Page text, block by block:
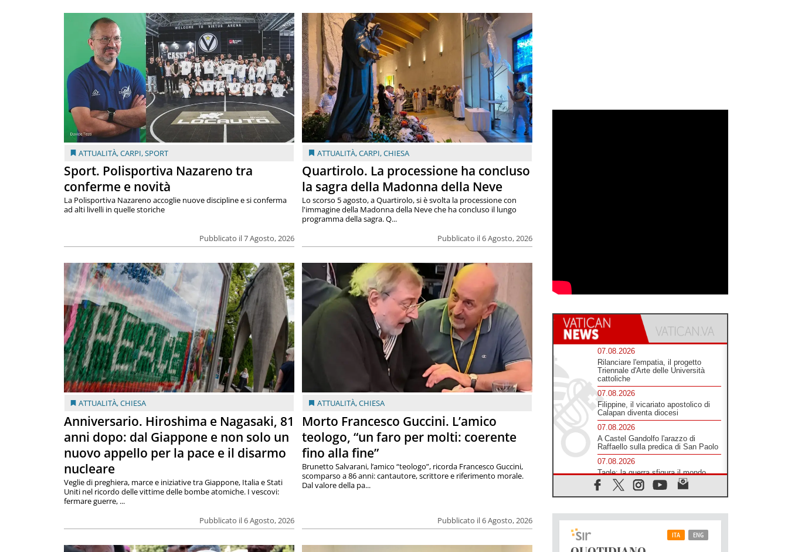
ATTUALITÀ,CARPI,SPORT
Sport. Polisportiva Nazareno tra
conferme e novità
Pubblicato il 7 Agosto, 2026
La Polisportiva Nazareno accoglie nuove discipline e si conferma
ad alti livelli in quelle storiche
ATTUALITÀ,CARPI,CHIESA
Quartirolo. La processione ha concluso
la sagra della Madonna della Neve
Pubblicato il 6 Agosto, 2026
Lo scorso 5 agosto, a Quartirolo, si è svolta la processione con
l'immagine della Madonna della Neve che ha concluso il lungo
programma della sagra. Q...
ATTUALITÀ,CHIESA
Anniversario. Hiroshima e Nagasaki, 81
anni dopo: dal Giappone e non solo un
nuovo appello per la pace e il disarmo
nucleare
Pubblicato il 6 Agosto, 2026
Veglie di preghiera, marce e iniziative tra Giappone, Italia e Stati
Uniti nel ricordo delle vittime delle bombe atomiche. I vescovi:
fermare guerre, ...
ATTUALITÀ,CHIESA
Morto Francesco Guccini. L’amico
teologo, “un faro per molti: coerente
fino alla fine”
Pubblicato il 6 Agosto, 2026
Brunetto Salvarani, l’amico “teologo”, ricorda Francesco Guccini,
scomparso a 86 anni: cantautore, scrittore e riferimento morale.
Dal valore della pa...
07.08.2026
Rilanciare l'empatia, il progetto
Triennale d'Arte delle Università
cattoliche
07.08.2026
Filippine, il vicariato apostolico di
Calapan diventa diocesi
07.08.2026
A Castel Gandolfo l'arazzo di
Raffaello sulla predica di San Paolo
07.08.2026
Tagle: la guerra sfigura il mondo,
solo la rivelazione di Dio lo
trasfigura
Il Papa in Francia, quattro giorni
intensi tra Chiesa, popolo e
07.08.2026